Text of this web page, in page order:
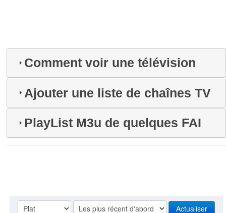
Comment voir une télévision
Ajouter une liste de chaînes TV
PlayList M3u de quelques FAI